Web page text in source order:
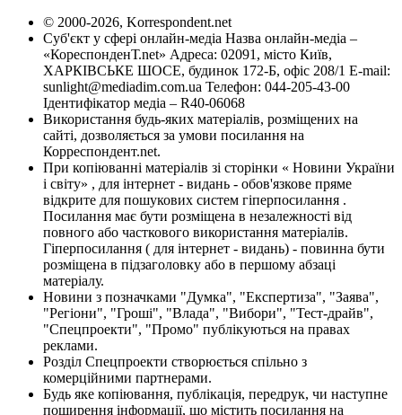
© 2000-2026, Korrespondent.net
Суб'єкт у сфері онлайн-медіа Назва онлайн-медіа –
«КореспонденТ.net» Адреса: 02091, місто Київ,
ХАРКІВСЬКЕ ШОСЕ, будинок 172-Б, офіс 208/1 E-mail:
sunlight@mediadim.com.ua Телефон: 044-205-43-00
Ідентифікатор медіа – R40-06068
Використання будь-яких матеріалів, розміщених на
сайті, дозволяється за умови посилання на
Корреспондент.net.
При копіюванні матеріалів зі сторінки « Новини України
і світу» , для інтернет - видань - обов'язкове пряме
відкрите для пошукових систем гіперпосилання .
Посилання має бути розміщена в незалежності від
повного або часткового використання матеріалів.
Гіперпосилання ( для інтернет - видань) - повинна бути
розміщена в підзаголовку або в першому абзаці
матеріалу.
Новини з позначками "Думка", "Експертиза", "Заява",
"Регіони", "Гроші", "Влада", "Вибори", "Тест-драйв",
"Спецпроекти", "Промо" публікуються на правах
реклами.
Розділ Спецпроекти створюється спільно з
комерційними партнерами.
Будь яке копіювання, публікація, передрук, чи наступне
поширення інформації, що містить посилання на